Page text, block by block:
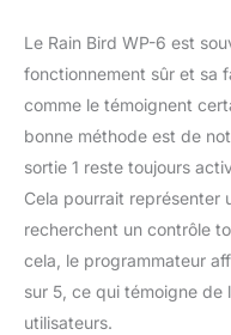
Le Rain Bird WP-6 est
fonctionnement sûr et sa
comme le témoignent
bonne méthode est de
sortie 1 reste toujours
Cela pourrait représenter
recherchent un contrôle
cela, le programmateur
sur 5, ce qui témoigne de
utilisateurs.